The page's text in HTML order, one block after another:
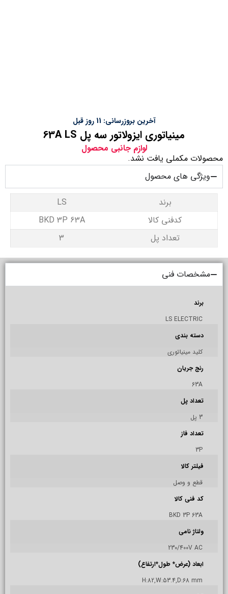
آخرین بروزرسانی: 11 روز قبل
مینیاتوری ایزولاتور سه پل 63A LS
لوازم جانبی محصول
محصولات مکملی یافت نشد.
ویژگی های محصول
برند
LS
کدفنی کالا
BKD 3P 63A
تعداد پل
3
مشخصات فنی
برند
LS ELECTRIC
دسته بندی
کلید مینیاتوری
رنج جریان
63A
تعداد پل
3 پل
تعداد فاز
3P
فیلتر کالا
قطع و وصل
کد فنی کالا
BKD 3P 63A
ولتاژ نامی
230/400V AC
ابعاد (عرض* طول*ارتفاع)
H:82,W:53.4,D:68 mm